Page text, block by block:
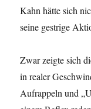
Kahn hätte sich
seine gestrige
Zwar zeigte sich
in realer
Aufrappeln und